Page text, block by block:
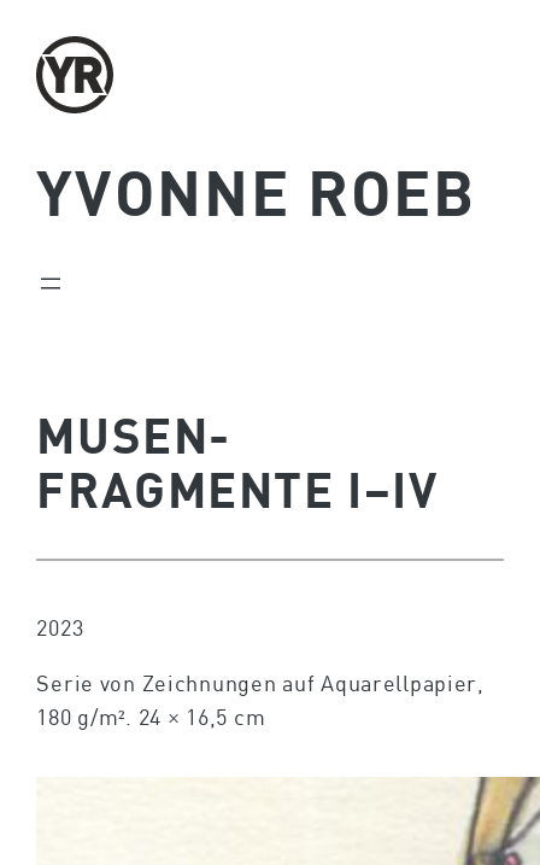
Inhalt
springen
YVONNE ROEB
MUSEN­
FRAGMENTE I–IV
2023
Serie von Zeichnungen auf Aquarellpapier,
180 g/m². 24 × 16,5 cm